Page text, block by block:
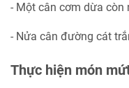
- Một cân cơm dừa còn
- Nửa cân đường cát
Thực hiện món